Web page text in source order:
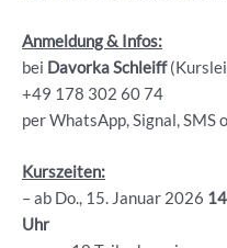
Anmeldung & Infos:
bei Davorka Schleiff
+49 178 302 60 74
per WhatsApp, Signal, SMS
Kurszeiten:
– ab Do., 15. Januar 2026
Uhr